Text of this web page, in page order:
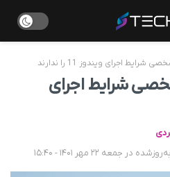
اجرای ویندوز 11 را ندارند
شرایط اجرای